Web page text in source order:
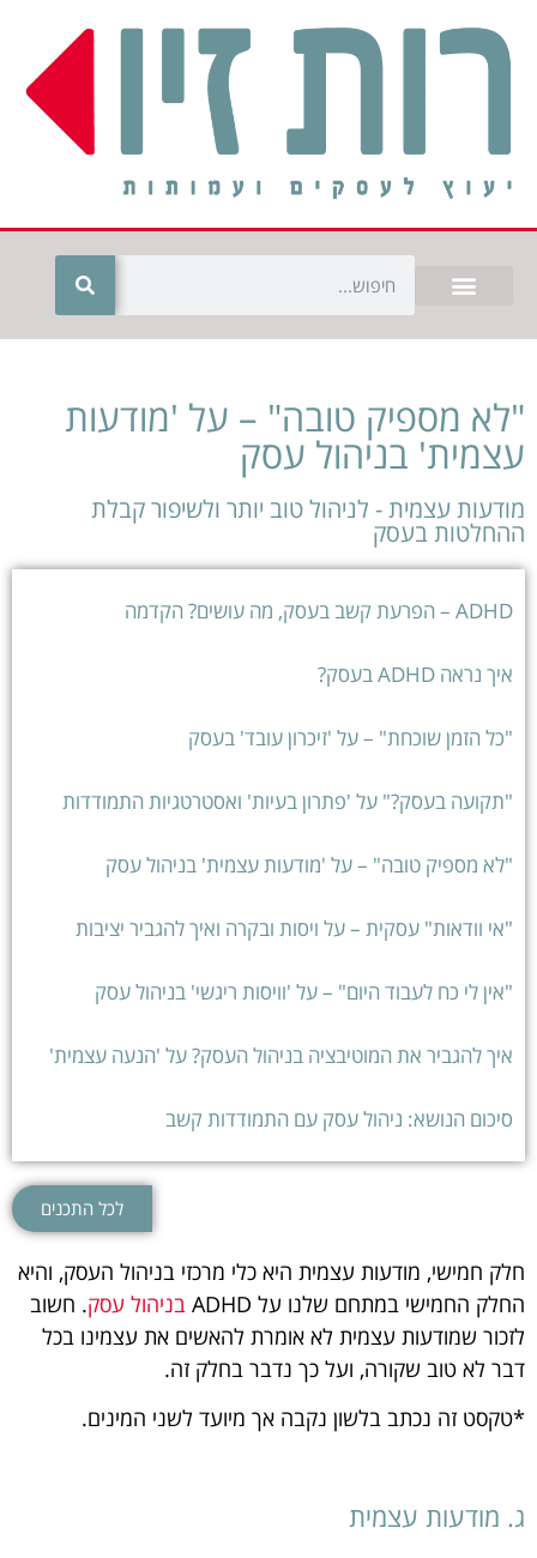
"לא מספיק טובה" – על 'מודעות
עצמית' בניהול עסק
מודעות עצמית - לניהול טוב יותר ולשיפור קבלת
ההחלטות בעסק
חלק חמישי, מודעות עצמית היא כלי מרכזי בניהול העסק, והיא
החלק החמישי במתחם שלנו על ADHD
בניהול עסק. חשוב
לזכור שמודעות עצמית לא אומרת להאשים את עצמינו בכל
דבר לא טוב שקורה, ועל כך נדבר בחלק זה.
*טקסט זה נכתב בלשון נקבה אך מיועד לשני המינים.
ג. מודעות עצמית
ADHD – הפרעת קשב בעסק, מה עושים? הקדמה
איך נראה ADHD בעסק?
"כל הזמן שוכחת" – על 'זיכרון עובד' בעסק
"תקועה בעסק?" על 'פתרון בעיות' ואסטרטגיות התמודדות
"לא מספיק טובה" – על 'מודעות עצמית' בניהול עסק
"אי וודאות" עסקית – על ויסות ובקרה ואיך להגביר יציבות
"אין לי כח לעבוד היום" – על 'וויסות ריגשי' בניהול עסק
איך להגביר את המוטיבציה בניהול העסק? על 'הנעה עצמית'
סיכום הנושא: ניהול עסק עם התמודדות קשב
לכל התכנים